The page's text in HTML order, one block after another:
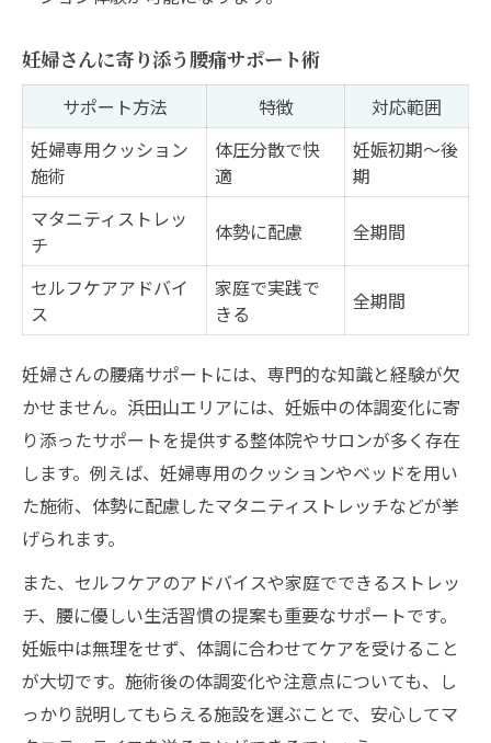
妊婦さんに寄り添う腰痛サポート術
サポート方法 特徴
対応範囲
妊婦専用クッション
施術
体圧分散で快
適
妊娠初期〜後
期
マタニティストレッ
チ
体勢に配慮 全期間
セルフケアアドバイ
ス
家庭で実践で
きる
全期間
妊婦さんの腰痛サポートには、専門的な知識と経験が欠
かせません。浜田山エリアには、妊娠中の体調変化に寄
り添ったサポートを提供する整体院やサロンが多く存在
します。例えば、妊婦専用のクッションやベッドを用い
た施術、体勢に配慮したマタニティストレッチなどが挙
げられます。
また、セルフケアのアドバイスや家庭でできるストレッ
チ、腰に優しい生活習慣の提案も重要なサポートです。
妊娠中は無理をせず、体調に合わせてケアを受けること
が大切です。施術後の体調変化や注意点についても、し
っかり説明してもらえる施設を選ぶことで、安心してマ